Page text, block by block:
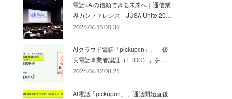
電話×AIの信頼できる未来へ｜通信業
界カンファレンス「JUSA Unite 20…
2026.06.15 00:39
AIクラウド電話「pickupon」、「優
良電話事業者認証（ETOC）」を…
2026.06.12 08:25
AI電話「pickupon」、通話開始直後